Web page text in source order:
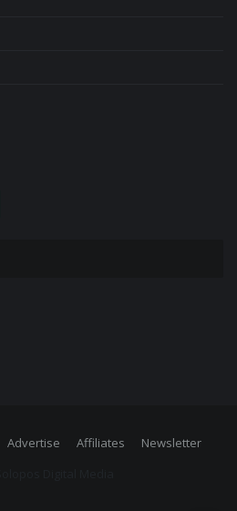
Advertise Affiliates
Newsletter